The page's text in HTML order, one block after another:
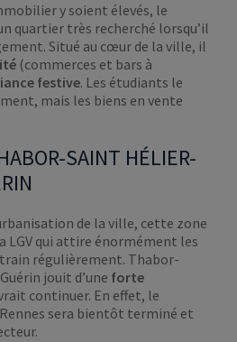
y soient élevés, le
quartier très recherché lorsqu’il
Situé au cœur de la ville, il
(commerces et bars à
festive. Les étudiants le
mais les biens en vente
SAINT HÉLIER-
de la ville, cette zone
LGV qui attire énormément les
régulièrement. Thabor-
jouit d’une forte
continuer. En effet, le
sera bientôt terminé et